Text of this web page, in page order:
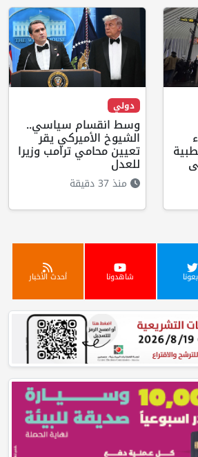
دولي
وسط انقسام سياسي..
الشيوخ الأميركي يقر
تعيين محامي ترامب وزيرا
للعدل
منذ 37 دقيقة
شاهدونا أحدث الأخبار